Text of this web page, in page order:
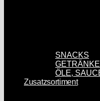
SNACKS
GETRÄNKE
ÖLE,
Zusatzsortiment